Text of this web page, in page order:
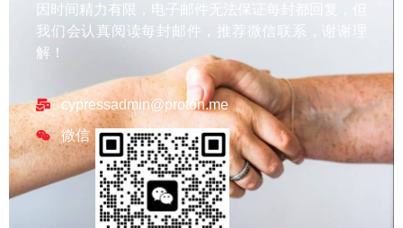
因时间精力有限，电子邮件无法保证每封都回复，但
我们会认真阅读每封邮件，推荐微信联系，谢谢理
解！
cypressadmin@proton.me
微信